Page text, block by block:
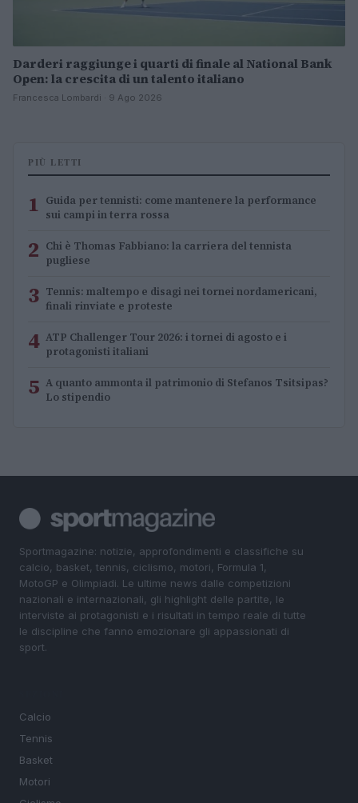
Darderi raggiunge i quarti di finale al National Bank
Open: la crescita di un talento italiano
Francesca Lombardi · 9 Ago 2026
PIÙ LETTI
1 Guida per tennisti: come mantenere la performance
sui campi in terra rossa
2 Chi è Thomas Fabbiano: la carriera del tennista
pugliese
3 Tennis: maltempo e disagi nei tornei nordamericani,
finali rinviate e proteste
4 ATP Challenger Tour 2026: i tornei di agosto e i
protagonisti italiani
5 A quanto ammonta il patrimonio di Stefanos Tsitsipas?
Lo stipendio
Sportmagazine: notizie, approfondimenti e classifiche su
calcio, basket, tennis, ciclismo, motori, Formula 1,
MotoGP e Olimpiadi. Le ultime news dalle competizioni
nazionali e internazionali, gli highlight delle partite, le
interviste ai protagonisti e i risultati in tempo reale di tutte
le discipline che fanno emozionare gli appassionati di
sport.
Calcio
Tennis
Basket
Motori